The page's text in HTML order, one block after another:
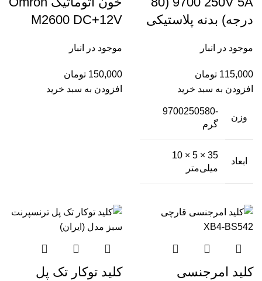
درجه) بدنه پلاستیکی
موجود در انبار
115,000 تومان
افزودن به سبد خرید
وزن
-9700250580
گرم
ابعاد
35 × 5 × 10
میلی‌متر
M2600 DC+12V
موجود در انبار
150,000 تومان
افزودن به سبد خرید
کلید امرجنسی
کلید توکار تک پل